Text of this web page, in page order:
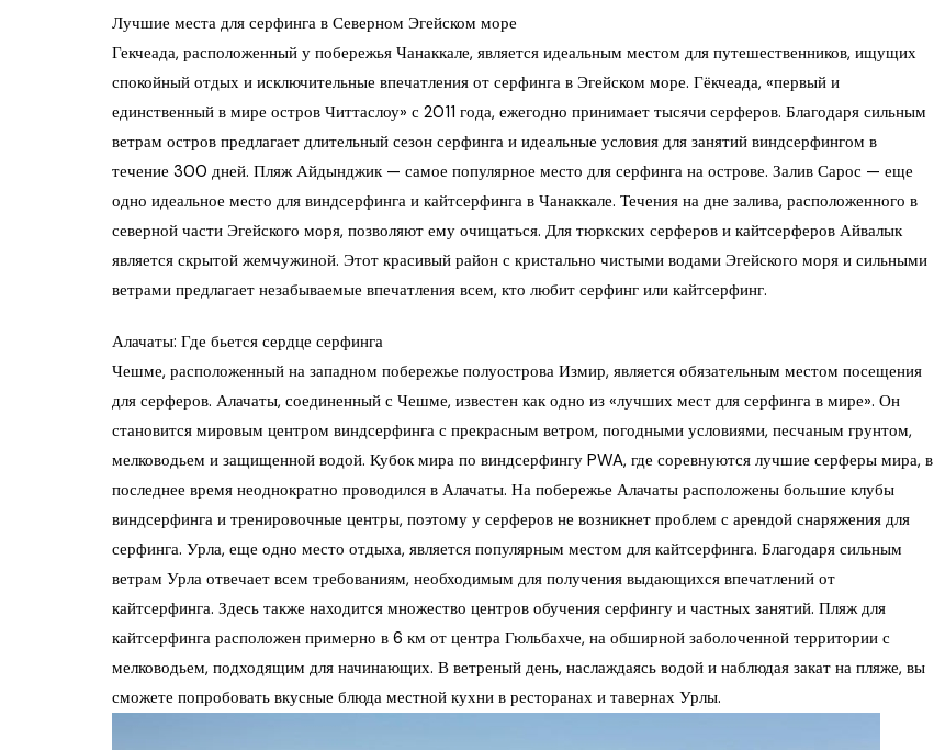
Лучшие места для серфинга в Северном Эгейском море
Гекчеада, расположенный у побережья Чанаккале, является идеальным местом для путешественников, ищущих
спокойный отдых и исключительные впечатления от серфинга в Эгейском море. Гёкчеада, «первый и
единственный в мире остров Читтаслоу» с 2011 года, ежегодно принимает тысячи серферов. Благодаря сильным
ветрам остров предлагает длительный сезон серфинга и идеальные условия для занятий виндсерфингом в
течение 300 дней. Пляж Айдынджик — самое популярное место для серфинга на острове. Залив Сарос — еще
одно идеальное место для виндсерфинга и кайтсерфинга в Чанаккале. Течения на дне залива, расположенного в
северной части Эгейского моря, позволяют ему очищаться. Для тюркских серферов и кайтсерферов Айвалык
является скрытой жемчужиной. Этот красивый район с кристально чистыми водами Эгейского моря и сильными
ветрами предлагает незабываемые впечатления всем, кто любит серфинг или кайтсерфинг.
Алачаты: Где бьется сердце серфинга
Чешме, расположенный на западном побережье полуострова Измир, является обязательным местом посещения
для серферов. Алачаты, соединенный с Чешме, известен как одно из «лучших мест для серфинга в мире». Он
становится мировым центром виндсерфинга с прекрасным ветром, погодными условиями, песчаным грунтом,
мелководьем и защищенной водой. Кубок мира по виндсерфингу PWA, где соревнуются лучшие серферы мира, в
последнее время неоднократно проводился в Алачаты. На побережье Алачаты расположены большие клубы
виндсерфинга и тренировочные центры, поэтому у серферов не возникнет проблем с арендой снаряжения для
серфинга. Урла, еще одно место отдыха, является популярным местом для кайтсерфинга. Благодаря сильным
ветрам Урла отвечает всем требованиям, необходимым для получения выдающихся впечатлений от
кайтсерфинга. Здесь также находится множество центров обучения серфингу и частных занятий. Пляж для
кайтсерфинга расположен примерно в 6 км от центра Гюльбахче, на обширной заболоченной территории с
мелководьем, подходящим для начинающих. В ветреный день, наслаждаясь водой и наблюдая закат на пляже, вы
сможете попробовать вкусные блюда местной кухни в ресторанах и тавернах Урлы.